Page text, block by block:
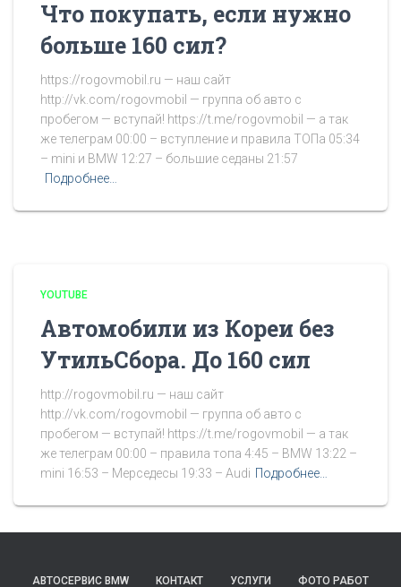
Что покупать, если нужно
больше 160 сил?
https://rogovmobil.ru — наш сайт
http://vk.com/rogovmobil — группа об авто с
пробегом — вступай! https://t.me/rogovmobil — а так
же телеграм 00:00 – вступление и правила ТОПа 05:34
– mini и BMW 12:27 – большие седаны 21:57
Подробнее…
YOUTUBE
Автомобили из Кореи без
УтильСбора. До 160 сил
http://rogovmobil.ru — наш сайт
http://vk.com/rogovmobil — группа об авто с
пробегом — вступай! https://t.me/rogovmobil — а так
же телеграм 00:00 – правила топа 4:45 – BMW 13:22 –
mini 16:53 – Мерседесы 19:33 – Audi Подробнее…
АВТОСЕРВИС BMW КОНТАКТ УСЛУГИ ФОТО РАБОТ